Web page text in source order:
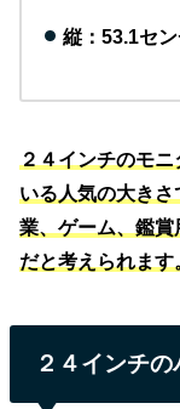
縦：53.1セ
２４インチのモ
いる人気の大き
業、ゲーム、鑑
だと考えられます
２４インチ